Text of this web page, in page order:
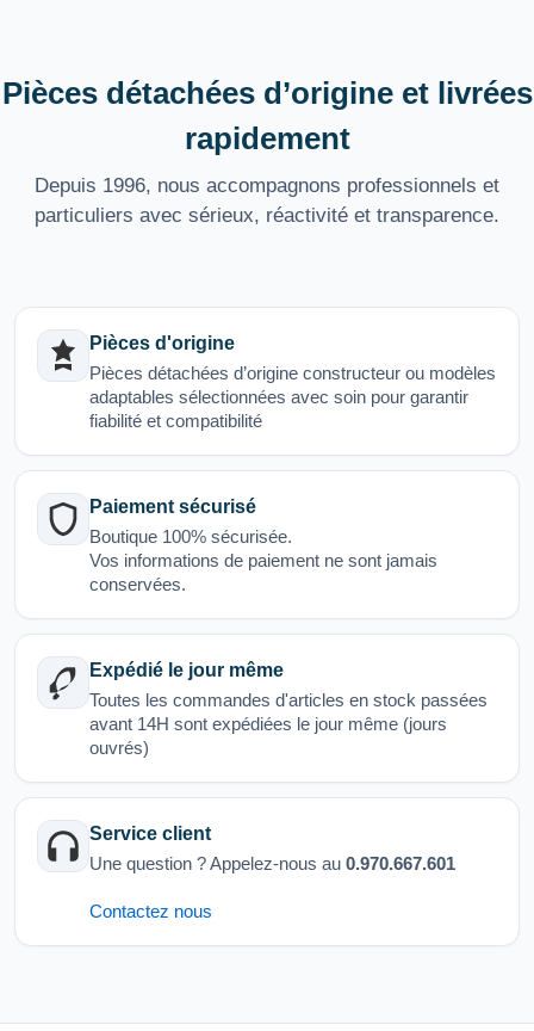
Pièces détachées d’origine et livrées
rapidement
Depuis 1996, nous accompagnons professionnels et
particuliers avec sérieux, réactivité et transparence.
Pièces d'origine
Pièces détachées d’origine constructeur ou modèles
adaptables sélectionnées avec soin pour garantir
fiabilité et compatibilité
Paiement sécurisé
Boutique 100% sécurisée.
Vos informations de paiement ne sont jamais
conservées.
Expédié le jour même
Toutes les commandes d'articles en stock passées
avant 14H sont expédiées le jour même (jours
ouvrés)
Service client
Une question ? Appelez-nous au 0.970.667.601
Contactez nous